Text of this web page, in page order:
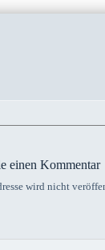
einen Kommentar
wird nicht